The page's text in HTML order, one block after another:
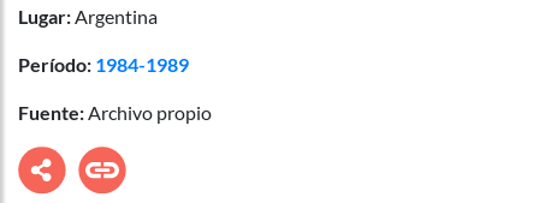
Lugar: Argentina
Período: 1984-1989
Fuente: Archivo propio